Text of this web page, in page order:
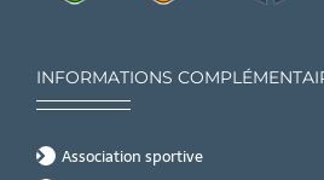
INFORMATIONS
Association sportive